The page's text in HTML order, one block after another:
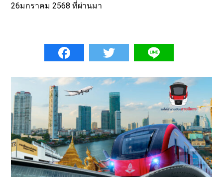
26มกราคม 2568 ที่ผ่านมา